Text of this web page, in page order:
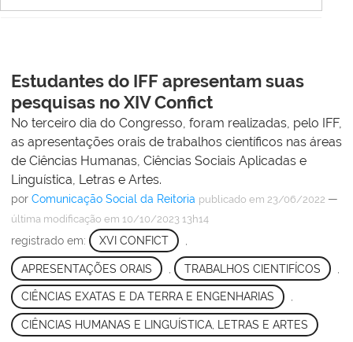
Estudantes do IFF apresentam suas
pesquisas no XIV Confict
No terceiro dia do Congresso, foram realizadas, pelo IFF,
as apresentações orais de trabalhos científicos nas áreas
de Ciências Humanas, Ciências Sociais Aplicadas e
Linguística, Letras e Artes.
por Comunicação Social da Reitoria publicado em 23/06/2022 —
última modificação em 10/10/2023 13h14
registrado em: XVI CONFICT
APRESENTAÇÕES ORAIS TRABALHOS CIENTIFÍCOS
CIÊNCIAS EXATAS E DA TERRA E ENGENHARIAS ,
CIÊNCIAS HUMANAS E LINGUÍSTICA, LETRAS E ARTES